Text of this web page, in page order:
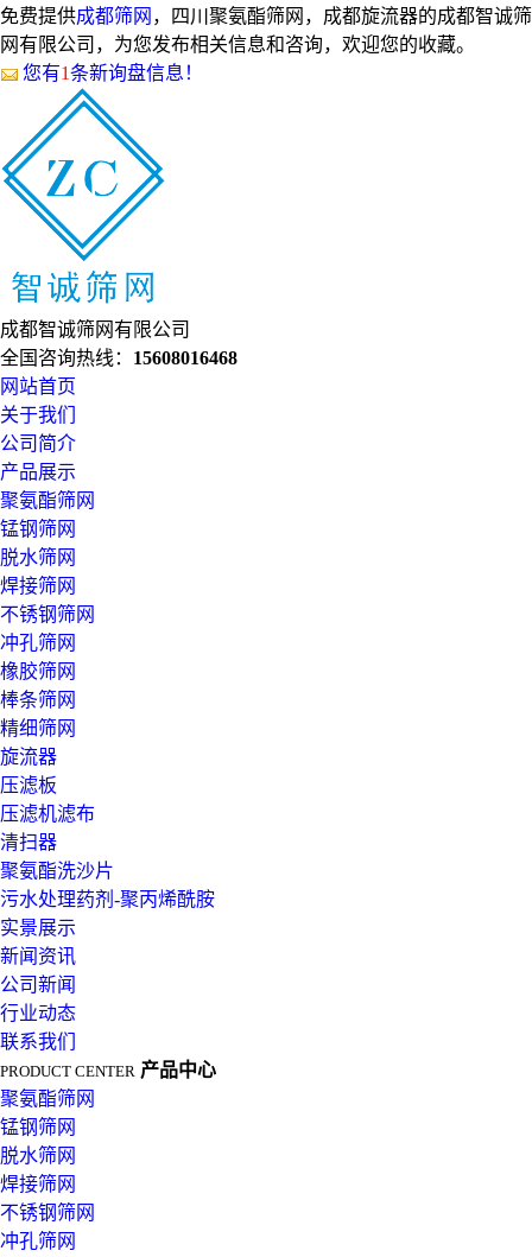
免费提供成都筛网 ，四川聚氨酯筛网，成都旋流器的成都智诚筛
网有限公司，为您发布相关信息和咨询，欢迎您的收藏。
您有1条新询盘信息！
成都智诚筛网有限公司
全国咨询热线： 15608016468
网站首页
关于我们
公司简介
产品展示
聚氨酯筛网
锰钢筛网
脱水筛网
焊接筛网
不锈钢筛网
冲孔筛网
橡胶筛网
棒条筛网
精细筛网
旋流器
压滤板
压滤机滤布
清扫器
聚氨酯洗沙片
污水处理药剂-聚丙烯酰胺
实景展示
新闻资讯
公司新闻
行业动态
联系我们
PRODUCT CENTER 产品中心
聚氨酯筛网
锰钢筛网
脱水筛网
焊接筛网
不锈钢筛网
冲孔筛网